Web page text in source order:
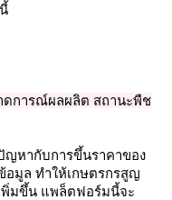
การณ์ผลผลิต สถานะพืช
หากับการขึ้นราคาของ
อมูล ทำให้เกษตรกรสูญ
พิ่มขึ้น แพล็ตฟอร์มนี้จะ